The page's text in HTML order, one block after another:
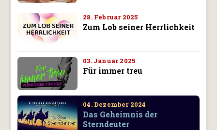
28. Februar 2025
Zum Lob seiner Herrlichkeit
03. Januar 2025
Für immer treu
04. Dezember 2024
Das Geheimnis der
Sterndeuter